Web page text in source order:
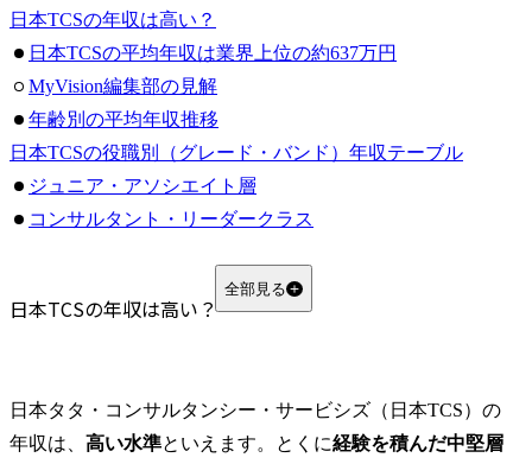
日本TCSの年収は高い？
日本TCSの平均年収は業界上位の約637万円
MyVision編集部の見解
年齢別の平均年収推移
日本TCSの役職別（グレード・バンド）年収テーブル
ジュニア・アソシエイト層
コンサルタント・リーダークラス
ディレクター・経営幹部クラス
年収1000万円に到達する最短ルートと年齢
三菱商事とタタ・グループのハイブリッドな評価制度
「実質年収」を押し上げる手厚い福利厚生
全部見る
日本TCSの年収は高い？
日本タタ・コンサルタンシー・サービシズ（日本TCS）の
年収は、 高い水準といえます。とくに経験を積んだ中堅層